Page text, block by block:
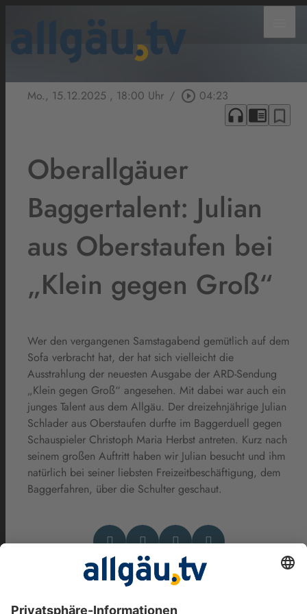
Mo., 15.12.2025 , 18:00 Uhr / play_circle_outline 04:23
headphones chrome_reader_mode bookmark_border
Oberallgäuer
Baggertalent: Julian
aus Oberstaufen bei
„Klein gegen Groß“
Wer den vergangenen Samstagabend gemütlich auf dem
Sofa verbracht hat, der hat sich vielleicht die
Ausstrahlung der neuesten Ausgabe der ARD-Sendung
„Klein gegen Groß“ angesehen. Mit dabei war auch ein
junges Talent aus dem Allgäu. Der dreizehnjährige Julian
Schlader aus Oberstaufen durfte im Baggerduell gegen
Schauspieler Christoph Maria Herbst antreten. Kurz nach
seinem großen Auftritt haben wir Julian besucht und ihm
natürlich bei seiner liebsten Freizeitbeschäftigung, dem
Baggerfahren, über die Schulter geschaut.